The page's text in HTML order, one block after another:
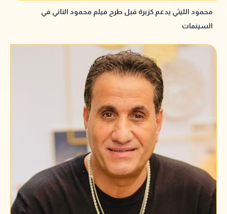
محمود الليثي يدعم كزبرة قبل طرح فيلم محمود التاني في
السينمات